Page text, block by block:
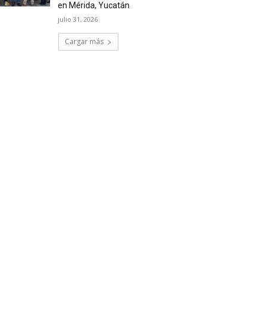
en Mérida, Yucatán
julio 31, 2026
Cargar más